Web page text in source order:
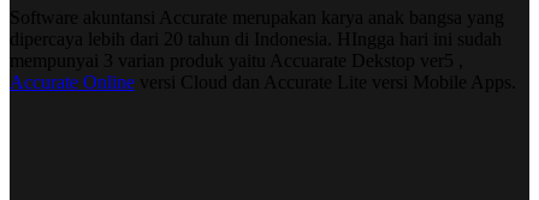
Software akuntansi Accurate merupakan karya anak bangsa yang
dipercaya lebih dari 20 tahun di Indonesia. HIngga hari ini sudah
mempunyai 3 varian produk yaitu Accuarate Dekstop ver5 ,
Accurate Online versi Cloud dan Accurate Lite versi Mobile Apps.